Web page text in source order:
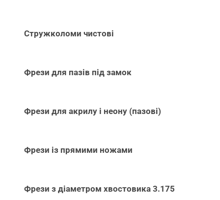
Стружколоми чистові
Фрези для пазів під замок
Фрези для акрилу і неону (пазові)
Фрези із прямими ножами
Фрези з діаметром хвостовика 3.175